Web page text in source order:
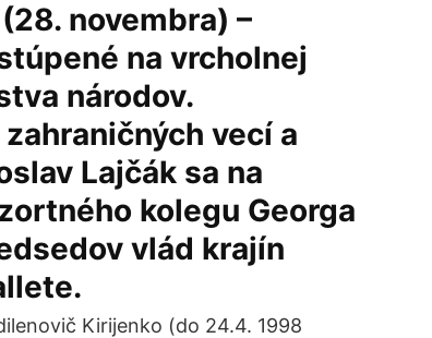
novembra) –
na vrcholnej
národov.
vecí a
Lajčák sa na
kolegu Georga
vlád krajín
Kirijenko (do 24.4. 1998